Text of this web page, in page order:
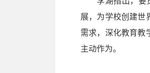
展，为学校创建世
需求，深化教育教
主动作为。